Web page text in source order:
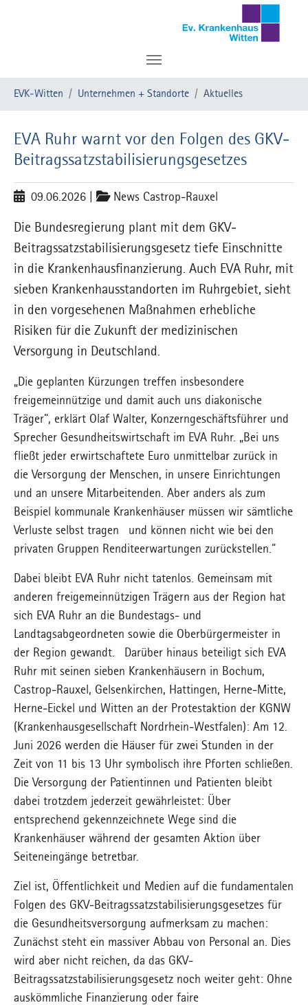
Sie sind hier:
EVK-Witten Unternehmen + Standorte Aktuelles
EVA Ruhr warnt vor den Folgen des GKV-
Beitragssatzstabilisierungsgesetzes
09.06.2026 News Castrop-Rauxel
Die Bundesregierung plant mit dem GKV-
Beitragssatzstabilisierungsgesetz tiefe Einschnitte
in die Krankenhausfinanzierung. Auch EVA Ruhr, mit
sieben Krankenhausstandorten im Ruhrgebiet, sieht
in den vorgesehenen Maßnahmen erhebliche
Risiken für die Zukunft der medizinischen
Versorgung in Deutschland.
„Die geplanten Kürzungen treffen insbesondere
freigemeinnützige und damit auch uns diakonische
Träger“, erklärt Olaf Walter, Konzerngeschäftsführer und
Sprecher Gesundheitswirtschaft im EVA Ruhr. „Bei uns
fließt jeder erwirtschaftete Euro unmittelbar zurück in
die Versorgung der Menschen, in unsere Einrichtungen
und an unsere Mitarbeitenden. Aber anders als zum
Beispiel kommunale Krankenhäuser müssen wir sämtliche
Verluste selbst tragen und können nicht wie bei den
privaten Gruppen Renditeerwartungen zurückstellen.“
Dabei bleibt EVA Ruhr nicht tatenlos. Gemeinsam mit
anderen freigemeinnützigen Trägern aus der Region hat
sich EVA Ruhr an die Bundestags- und
Landtagsabgeordneten sowie die Oberbürgermeister in
der Region gewandt. Darüber hinaus beteiligt sich EVA
Ruhr mit seinen sieben Krankenhäusern in Bochum,
Castrop-Rauxel, Gelsenkirchen, Hattingen, Herne-Mitte,
Herne-Eickel und Witten an der Protestaktion der KGNW
(Krankenhausgesellschaft Nordrhein-Westfalen): Am 12.
Juni 2026 werden die Häuser für zwei Stunden in der
Zeit von 11 bis 13 Uhr symbolisch ihre Pforten schließen.
Die Versorgung der Patientinnen und Patienten bleibt
dabei trotzdem jederzeit gewährleistet: Über
entsprechend gekennzeichnete Wege sind die
Krankenhäuser während der gesamten Aktion über
Seiteneingänge betretbar.
Ziel ist, Öffentlichkeit und Medien auf die fundamentalen
Folgen des GKV-Beitragssatzstabilisierungsgesetzes für
die Gesundheitsversorgung aufmerksam zu machen:
Zunächst steht ein massiver Abbau von Personal an. Dies
wird aber nicht reichen, da das GKV-
Beitragssatzstabilisierungsgesetz noch weiter geht: Ohne
auskömmliche Finanzierung oder faire